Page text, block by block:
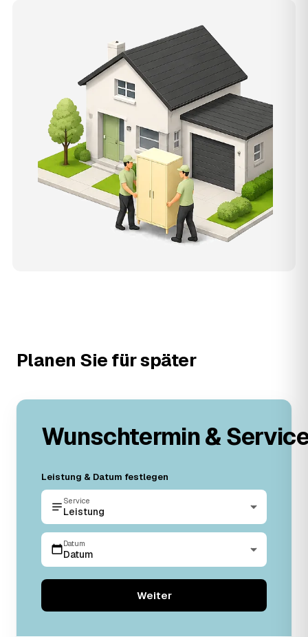
Planen Sie für später
Wunschtermin &
Leistung & Datum festlegen
Service
Leistung
Datum
Datum
Weiter